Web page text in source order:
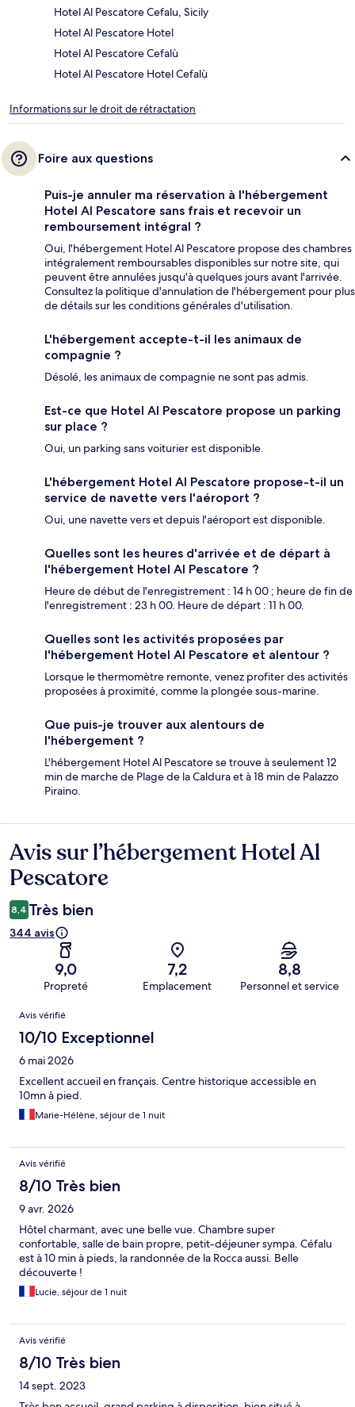
Hotel Al Pescatore Cefalu, Sicily
Hotel Al Pescatore Hotel
Hotel Al Pescatore Cefalù
Hotel Al Pescatore Hotel Cefalù
Informations sur le droit de rétractation
Foire aux questions
Puis-je annuler ma réservation à l'hébergement
Hotel Al Pescatore sans frais et recevoir un
remboursement intégral ?
Oui, l'hébergement Hotel Al Pescatore propose des chambres
intégralement remboursables disponibles sur notre site, qui
peuvent être annulées jusqu'à quelques jours avant l'arrivée.
Consultez la politique d'annulation de l'hébergement pour plus
de détails sur les conditions générales d'utilisation.
L'hébergement accepte-t-il les animaux de
compagnie ?
Désolé, les animaux de compagnie ne sont pas admis.
Est-ce que Hotel Al Pescatore propose un parking
sur place ?
Oui, un parking sans voiturier est disponible.
L'hébergement Hotel Al Pescatore propose-t-il un
service de navette vers l'aéroport ?
Oui, une navette vers et depuis l'aéroport est disponible.
Quelles sont les heures d'arrivée et de départ à
l'hébergement Hotel Al Pescatore ?
Heure de début de l'enregistrement : 14 h 00 ; heure de fin de
l'enregistrement : 23 h 00. Heure de départ : 11 h 00.
Quelles sont les activités proposées par
l'hébergement Hotel Al Pescatore et alentour ?
Lorsque le thermomètre remonte, venez profiter des activités
proposées à proximité, comme la plongée sous-marine.
Que puis-je trouver aux alentours de
l'hébergement ?
L'hébergement Hotel Al Pescatore se trouve à seulement 12
min de marche de Plage de la Caldura et à 18 min de Palazzo
Piraino.
Avis
Avis sur l’hébergement Hotel Al
Pescatore
8,4 Très bien
344 avis
9,0
Propreté
7,2
Emplacement
8,8
Personnel et service
Avis
Avis vérifié
10/10 Exceptionnel
6 mai 2026
Excellent accueil en français. Centre historique accessible en
10mn à pied.
Marie-Hélène, séjour de 1 nuit
Avis vérifié
8/10 Très bien
9 avr. 2026
Hôtel charmant, avec une belle vue. Chambre super
confortable, salle de bain propre, petit-déjeuner sympa. Céfalu
est à 10 min à pieds, la randonnée de la Rocca aussi. Belle
découverte !
Lucie, séjour de 1 nuit
Avis vérifié
8/10 Très bien
14 sept. 2023